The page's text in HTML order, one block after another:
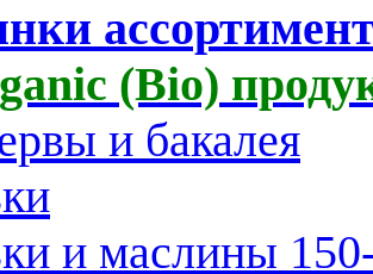
(Bio)
и бакалея
и маслины